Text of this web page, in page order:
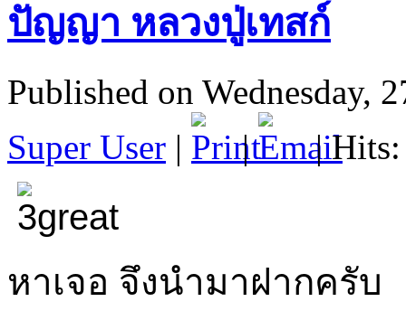
ปัญญา หลวงปู่เทสก์
Published on Wednesday,
Super User | | | Hits:
หาเจอ จึงนำมาฝากครับ